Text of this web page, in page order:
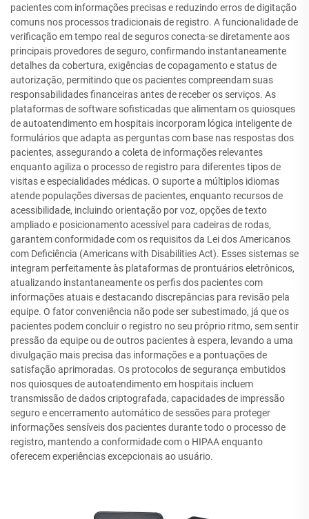
pacientes com informações precisas e reduzindo erros de digitação
comuns nos processos tradicionais de registro. A funcionalidade de
verificação em tempo real de seguros conecta-se diretamente aos
principais provedores de seguro, confirmando instantaneamente
detalhes da cobertura, exigências de copagamento e status de
autorização, permitindo que os pacientes compreendam suas
responsabilidades financeiras antes de receber os serviços. As
plataformas de software sofisticadas que alimentam os quiosques
de autoatendimento em hospitais incorporam lógica inteligente de
formulários que adapta as perguntas com base nas respostas dos
pacientes, assegurando a coleta de informações relevantes
enquanto agiliza o processo de registro para diferentes tipos de
visitas e especialidades médicas. O suporte a múltiplos idiomas
atende populações diversas de pacientes, enquanto recursos de
acessibilidade, incluindo orientação por voz, opções de texto
ampliado e posicionamento acessível para cadeiras de rodas,
garantem conformidade com os requisitos da Lei dos Americanos
com Deficiência (Americans with Disabilities Act). Esses sistemas se
integram perfeitamente às plataformas de prontuários eletrônicos,
atualizando instantaneamente os perfis dos pacientes com
informações atuais e destacando discrepâncias para revisão pela
equipe. O fator conveniência não pode ser subestimado, já que os
pacientes podem concluir o registro no seu próprio ritmo, sem sentir
pressão da equipe ou de outros pacientes à espera, levando a uma
divulgação mais precisa das informações e a pontuações de
satisfação aprimoradas. Os protocolos de segurança embutidos
nos quiosques de autoatendimento em hospitais incluem
transmissão de dados criptografada, capacidades de impressão
seguro e encerramento automático de sessões para proteger
informações sensíveis dos pacientes durante todo o processo de
registro, mantendo a conformidade com o HIPAA enquanto
oferecem experiências excepcionais ao usuário.